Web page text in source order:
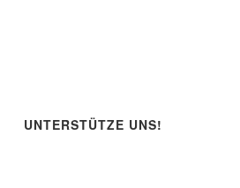
UNTERSTÜTZE UNS!